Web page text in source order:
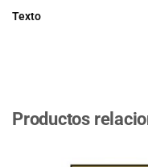
Texto
Productos